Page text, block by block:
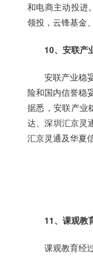
和电商主动投进
领投，云锋基金
10、安联产
安联产业稳
险和国内信誉稳
据悉，安联产业
达、深圳汇京灵
汇京灵通及华夏
11、课观教
课观教育经